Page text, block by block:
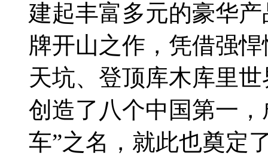
建起丰富多元的豪华
牌开山之作，凭借强
天坑、登顶库木库里
创造了八个中国第一
车”之名，就此也奠定